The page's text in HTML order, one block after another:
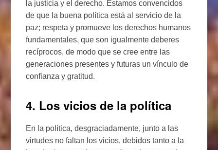
la justicia y el derecho. Estamos convencidos
de que la buena política está al servicio de la
paz; respeta y promueve los derechos humanos
fundamentales, que son igualmente deberes
recíprocos, de modo que se cree entre las
generaciones presentes y futuras un vínculo de
confianza y gratitud.
4. Los vicios de la política
En la política, desgraciadamente, junto a las
virtudes no faltan los vicios, debidos tanto a la